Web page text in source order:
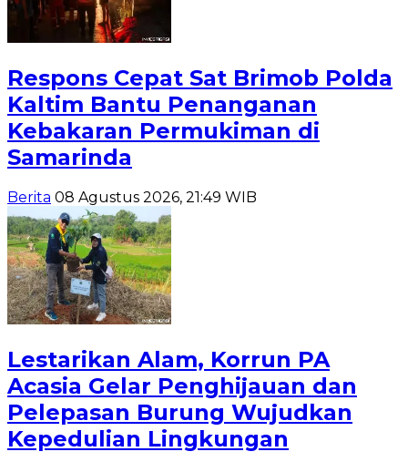
Respons Cepat Sat Brimob Polda
Kaltim Bantu Penanganan
Kebakaran Permukiman di
Samarinda
Berita 08 Agustus 2026, 21:49 WIB
Lestarikan Alam, Korrun PA
Acasia Gelar Penghijauan dan
Pelepasan Burung Wujudkan
Kepedulian Lingkungan